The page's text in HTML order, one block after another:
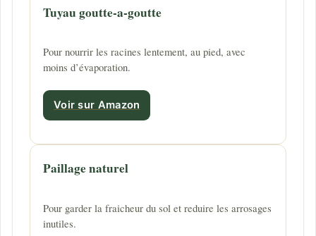
Tuyau goutte-a-goutte
Pour nourrir les racines lentement, au pied, avec
moins d’évaporation.
Voir sur Amazon
Paillage naturel
Pour garder la fraicheur du sol et reduire les arrosages
inutiles.